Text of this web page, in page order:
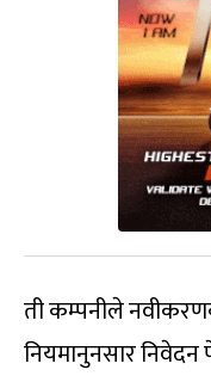
ती कम्पनीले
नियमानुनसार